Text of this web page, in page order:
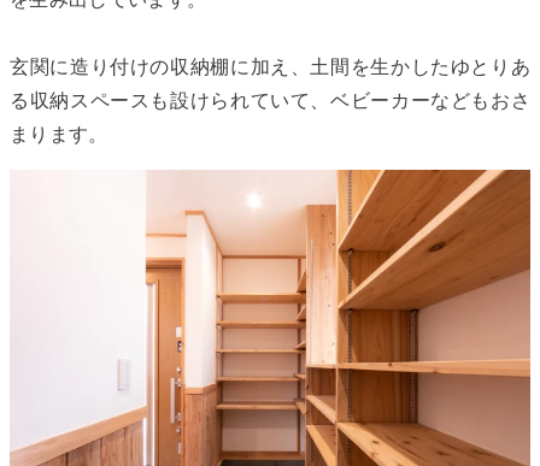
玄関に造り付けの収納棚に加え、土間を生かしたゆとりあ
る収納スペースも設けられていて、ベビーカーなどもおさ
まります。